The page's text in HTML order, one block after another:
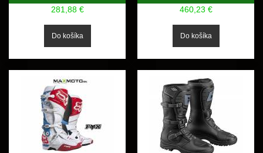
281,88 € 460,23 €